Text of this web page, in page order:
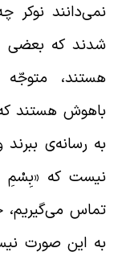
نوکر
که بعضی
متوجّه
هستند که
رسانه‌ی
که «بِسْمِ
می‌گیریم،
این صورت